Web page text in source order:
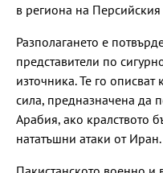
в региона на
Разполагането е
представители по
източника. Те го
сила, предназначена да
Арабия, ако кралството
нататъшни атаки от Иран.